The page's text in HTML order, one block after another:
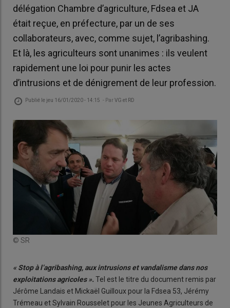
délégation Chambre d’agriculture, Fdsea et JA
était reçue, en préfecture, par un de ses
collaborateurs, avec, comme sujet, l’agribashing.
Et là, les agriculteurs sont unanimes : ils veulent
rapidement une loi pour punir les actes
d’intrusions et de dénigrement de leur profession.
Publié le jeu 16/01/2020 - 14:15 - ParVG et RD
© SR
« Stop à l’agribashing, aux intrusions et vandalisme dans nos
exploitations agricoles ». Tel est le titre du document remis par
Jérôme Landais et Mickaël Guilloux pour la Fdsea 53, Jérémy
Trémeau et Sylvain Rousselet pour les Jeunes Agriculteurs de